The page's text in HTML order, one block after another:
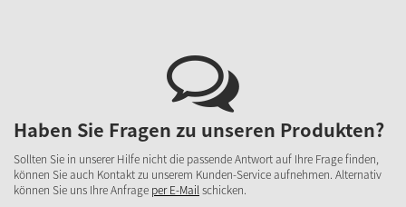
Haben Sie Fragen zu unseren Produkten?
Sollten Sie in unserer Hilfe nicht die passende Antwort auf Ihre Frage finden,
können Sie auch Kontakt zu unserem Kunden-Service aufnehmen. Alternativ
können Sie uns Ihre Anfrage per E-Mailschicken.